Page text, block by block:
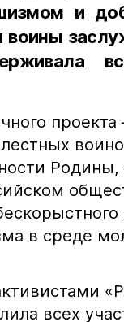
и
Родины,
в среде
всех